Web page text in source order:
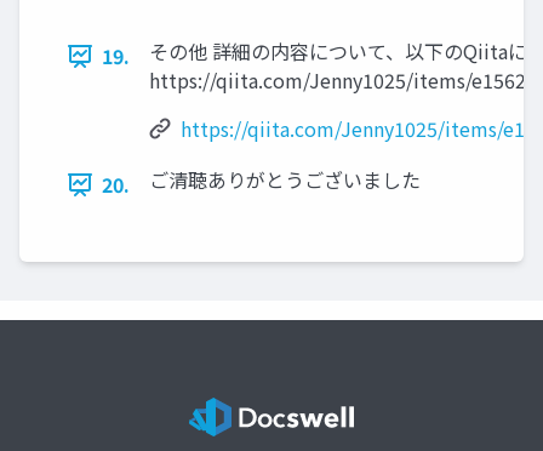
19.
その他 詳細の内容について、以下のQiitaに
https://qiita.com/Jenny1025/items/
https://qiita.com/Jenny1025/items/
20.
ご清聴ありがとうございました